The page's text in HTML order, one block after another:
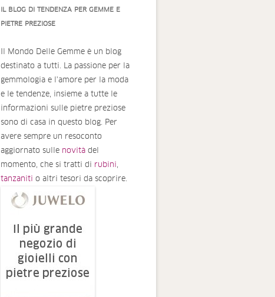
IL BLOG DI TENDENZA PER GEMME E
PIETRE PREZIOSE
Il Mondo Delle Gemme è un blog
destinato a tutti. La passione per la
gemmologia e l'amore per la moda
e le tendenze, insieme a tutte le
informazioni sulle pietre preziose
sono di casa in questo blog. Per
avere sempre un resoconto
aggiornato sulle novità del
momento, che si tratti di rubini ,
tanzaniti
o altri tesori da scoprire.